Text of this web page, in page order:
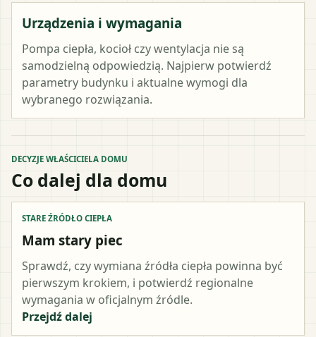
Urządzenia i wymagania
Pompa ciepła, kocioł czy wentylacja nie są
samodzielną odpowiedzią. Najpierw potwierdź
parametry budynku i aktualne wymogi dla
wybranego rozwiązania.
DECYZJE WŁAŚCICIELA DOMU
Co dalej dla domu
STARE ŹRÓDŁO CIEPŁA
Mam stary piec
Sprawdź, czy wymiana źródła ciepła powinna być
pierwszym krokiem, i potwierdź regionalne
wymagania w oficjalnym źródle.
Przejdź dalej